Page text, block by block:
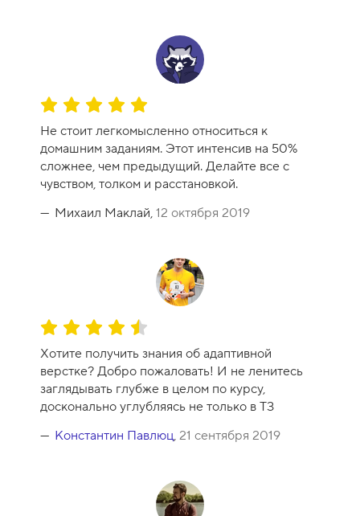
О
е
н
к
а
к
0
Не стоит легкомысленно относиться к
домашним заданиям. Этот интенсив на 50%
сложнее, чем предыдущий. Делайте все с
чувством, толком и расстановкой.
Михаил Маклай, 12 октября 2019
О
ц
е
н
к
а
к
Хотите получить знания об адаптивной
верстке? Добро пожаловать! И не ленитесь
заглядывать глубже в целом по курсу,
досконально углубляясь не только в ТЗ
Константин Павлюц, 21 сентября 2019